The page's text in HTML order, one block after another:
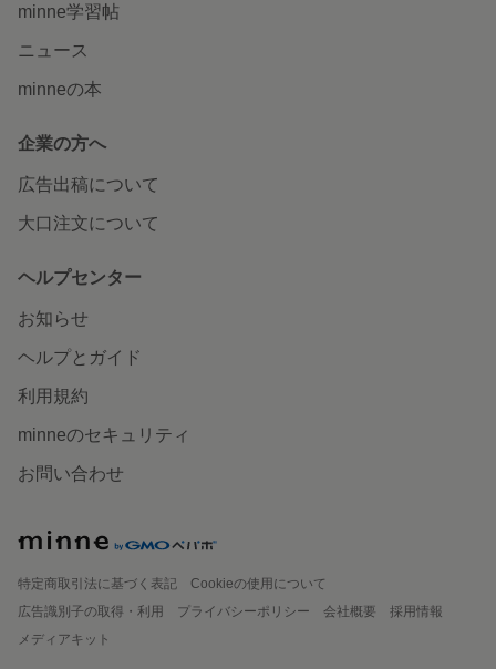
minne学習帖
ニュース
minneの本
企業の方へ
広告出稿について
大口注文について
ヘルプセンター
お知らせ
ヘルプとガイド
利用規約
minneのセキュリティ
お問い合わせ
特定商取引法に基づく表記
Cookieの使用について
広告識別子の取得・利用
プライバシーポリシー 会社概要
採用情報
メディアキット